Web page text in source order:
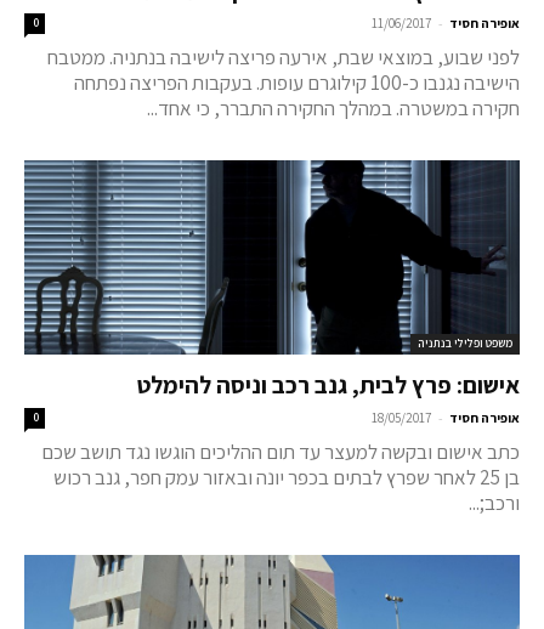
אופירה חסיד -
11/06/2017
0
לפני שבוע, במוצאי שבת, אירעה פריצה לישיבה בנתניה. ממטבח
הישיבה נגנבו כ-100 קילוגרם עופות. בעקבות הפריצה נפתחה
חקירה במשטרה. במהלך החקירה התברר, כי אחד...
משפט ופלילי בנתניה
אישום: פרץ לבית, גנב רכב וניסה להימלט
אופירה חסיד -
18/05/2017
0
כתב אישום ובקשה למעצר עד תום ההליכים הוגשו נגד תושב שכם
בן 25 לאחר שפרץ לבתים בכפר יונה ובאזור עמק חפר, גנב רכוש
ורכב;...